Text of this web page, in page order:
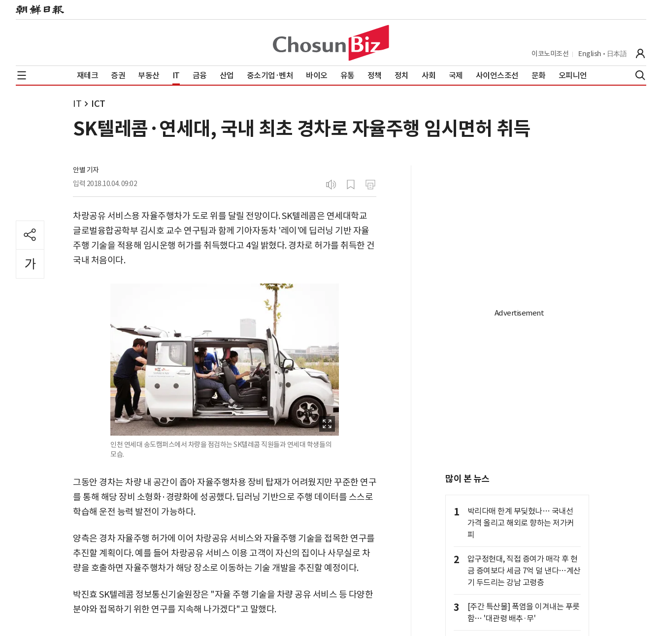
이코노미조선 English 日本語
재테크 증권 부동산 IT 금융 산업 중소기업·벤처 바이오 유통 정책 정치 사회 국제 사이언스조선 문화 오피니언
IT ICT
SK텔레콤·연세대, 국내 최초 경차로 자율주행 임시면허 취득
안별 기자
입력 2018.10.04. 09:02
차랑공유 서비스용 자율주행차가 도로 위를 달릴 전망이다. SK텔레콤은 연세대학교
글로벌융합공학부 김시호 교수 연구팀과 함께 기아자동차 '레이'에 딥러닝 기반 자율
주행 기술을 적용해 임시운행 허가를 취득했다고 4일 밝혔다. 경차로 허가를 취득한 건
국내 처음이다.
인천 연세대 송도캠퍼스에서 차량을 점검하는 SK텔레콤 직원들과 연세대 학생들의
모습.
그동안 경차는 차량 내 공간이 좁아 자율주행차용 장비 탑재가 어려웠지만 꾸준한 연구
를 통해 해당 장비 소형화·경량화에 성공했다. 딥러닝 기반으로 주행 데이터를 스스로
학습해 운전 능력 발전이 가능하다.
양측은 경차 자율주행 허가에 이어 차랑공유 서비스와 자율주행 기술을 접목한 연구를
추진할 계획이다. 예를 들어 차랑공유 서비스 이용 고객이 자신의 집이나 사무실로 차
량을 호출하면 자율주행차가 해당 장소로 이동하는 기술 개발을 추진할 예정이다.
박진효 SK텔레콤 정보통신기술원장은 "자율 주행 기술을 차량 공유 서비스 등 다양한
분야와 접목하기 위한 연구를 지속해 나가겠다"고 말했다.
많이 본 뉴스
1
박리다매 한계 부딪혔나… 국내선
가격 올리고 해외로 향하는 저가커
피
2
압구정현대, 직접 증여가 매각 후 현
금 증여보다 세금 7억 덜 낸다…계산
기 두드리는 강남 고령층
3
[주간 특산물] 폭염을 이겨내는 푸릇
함… '대관령 배추·무'